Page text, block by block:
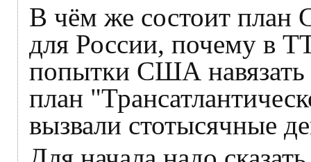
В чём же состоит
для России, почему в
попытки США навязать
план
вызвали стотысячные